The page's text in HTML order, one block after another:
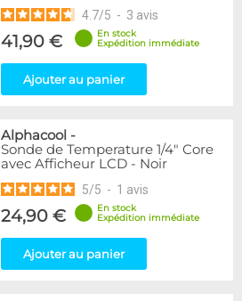
4.7/5 - 3 avis
41,90 €
En stock
Expédition immédiate
Ajouter au panier
Alphacool -
Sonde de Temperature 1/4" Core
avec Afficheur LCD - Noir
5/5 - 1 avis
24,90 €
En stock
Expédition immédiate
Ajouter au panier